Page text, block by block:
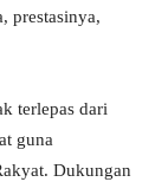
prestasinya,
terlepas dari
guna
Dukungan